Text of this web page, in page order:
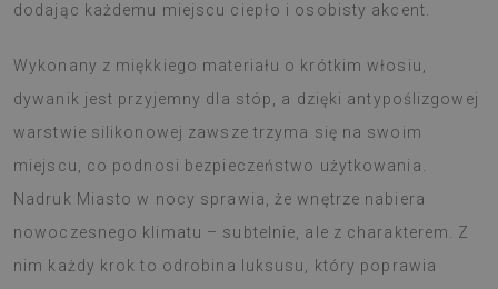
dodając każdemu miejscu ciepło i osobisty akcent.
Wykonany z miękkiego materiału o krótkim włosiu,
dywanik jest przyjemny dla stóp, a dzięki antypoślizgowej
warstwie silikonowej zawsze trzyma się na swoim
miejscu, co podnosi bezpieczeństwo użytkowania.
Nadruk Miasto w nocy sprawia, że wnętrze nabiera
nowoczesnego klimatu – subtelnie, ale z charakterem. Z
nim każdy krok to odrobina luksusu, który poprawia